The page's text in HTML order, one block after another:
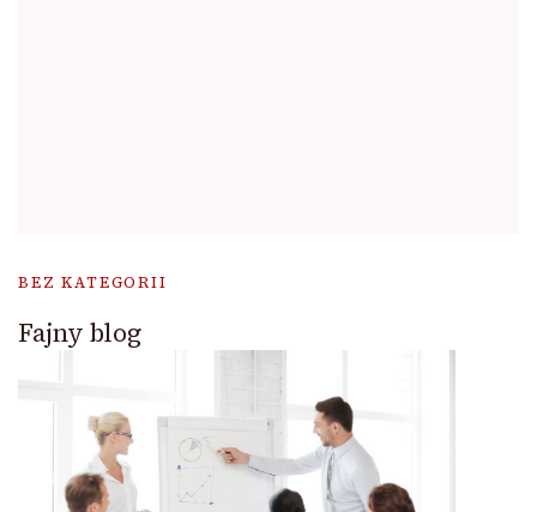
BEZ KATEGORII
Fajny blog